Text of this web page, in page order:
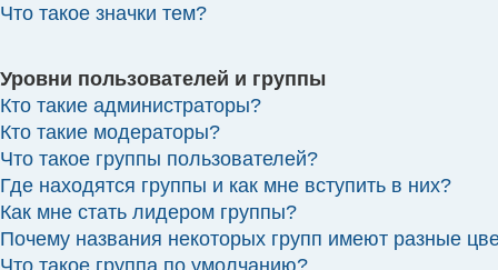
Что такое значки тем?
Уровни пользователей и группы
Кто такие администраторы?
Кто такие модераторы?
Что такое группы пользователей?
Где находятся группы и как мне вступить в них?
Как мне стать лидером группы?
Почему названия некоторых групп имеют разные